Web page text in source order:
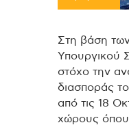
Στη βάση
Υπουργικού
στόχο την
διασποράς
από τις 18
χώρους